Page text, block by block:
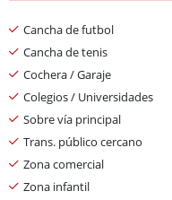
Cancha de futbol
Cancha de tenis
Cochera / Garaje
Colegios / Universidades
Sobre vía principal
Trans. público cercano
Zona comercial
Zona infantil